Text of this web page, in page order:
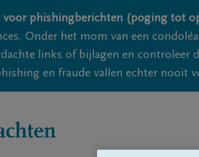
voor phishingberichten (poging tot
Onder het mom van een
links of bijlagen en controleer
en fraude vallen echter nooit